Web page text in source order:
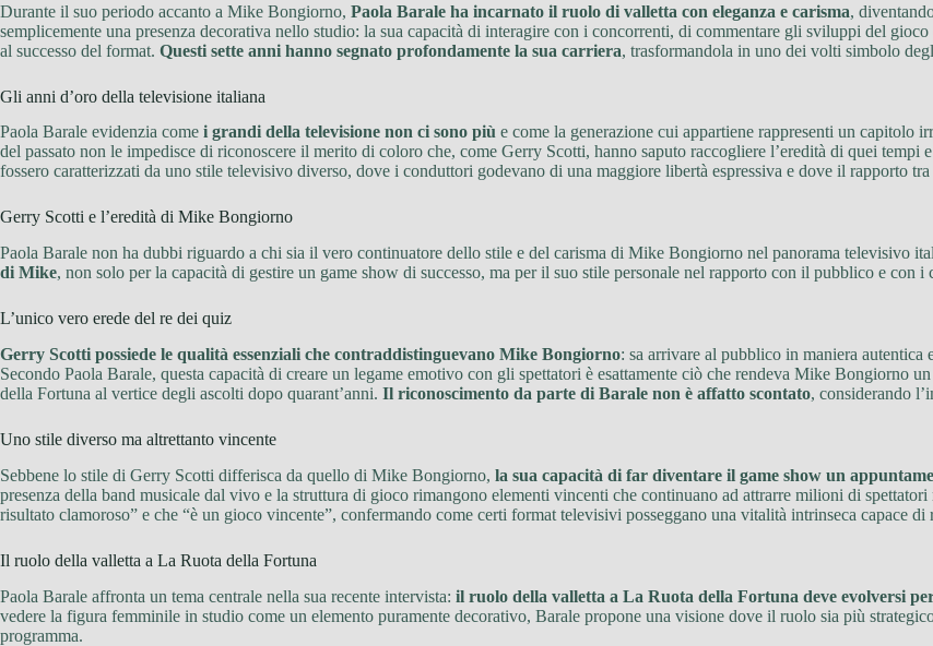
Durante il suo periodo accanto a Mike Bongiorno, Paola Barale ha incarnato il ruolo di valletta con eleganza e carisma,
semplicemente una presenza decorativa nello studio: la sua capacità di interagire con i concorrenti, di commentare gli sviluppi del
al successo del format. Questi sette anni hanno segnato profondamente la sua carriera, trasformandola in uno dei volti simbolo
Gli anni d’oro della televisione italiana
Paola Barale evidenzia come i grandi della televisione non ci sono più e come la generazione cui appartiene rappresenti un capitolo
del passato non le impedisce di riconoscere il merito di coloro che, come Gerry Scotti, hanno saputo raccogliere l’eredità di quei
fossero caratterizzati da uno stile televisivo diverso, dove i conduttori godevano di una maggiore libertà espressiva e dove il rapporto
Gerry Scotti e l’eredità di Mike Bongiorno
Paola Barale non ha dubbi riguardo a chi sia il vero continuatore dello stile e del carisma di Mike Bongiorno nel panorama televisivo
di Mike, non solo per la capacità di gestire un game show di successo, ma per il suo stile personale nel rapporto con il pubblico e con i
L’unico vero erede del re dei quiz
Gerry Scotti possiede le qualità essenziali che contraddistinguevano Mike Bongiorno: sa arrivare al pubblico in maniera autentica
Secondo Paola Barale, questa capacità di creare un legame emotivo con gli spettatori è esattamente ciò che rendeva Mike Bongiorno
della Fortuna al vertice degli ascolti dopo quarant’anni. Il riconoscimento da parte di Barale non è affatto scontato, considerando
Uno stile diverso ma altrettanto vincente
Sebbene lo stile di Gerry Scotti differisca da quello di Mike Bongiorno, la sua capacità di far diventare il game show un
presenza della band musicale dal vivo e la struttura di gioco rimangono elementi vincenti che continuano ad attrarre milioni di
risultato clamoroso” e che “è un gioco vincente”, confermando come certi format televisivi posseggano una vitalità intrinseca capace di
Il ruolo della valletta a La Ruota della Fortuna
Paola Barale affronta un tema centrale nella sua recente intervista: il ruolo della valletta a La Ruota della Fortuna deve evolversi
vedere la figura femminile in studio come un elemento puramente decorativo, Barale propone una visione dove il ruolo sia più
programma.